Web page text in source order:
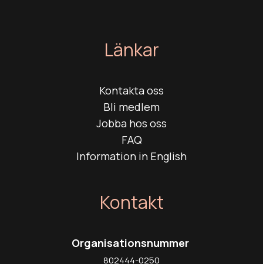
Länkar
Kontakta oss
Bli medlem
Jobba hos oss
FAQ
Information in English
Kontakt
Organisationsnummer
802444-0250